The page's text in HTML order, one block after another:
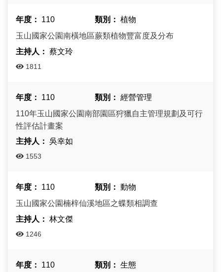
110
植物
玉山國家公園南橫地區蕨類植物豐富度及分布
蔡文玲
1811
110
經營管理
110年玉山國家公園南部園區狩獵自主管理規劃及可行
性評估計畫案
吳幸如
1553
110
動物
玉山國家公園楠梓仙溪地區之蝶類相調查
林文傑
1246
110
生態